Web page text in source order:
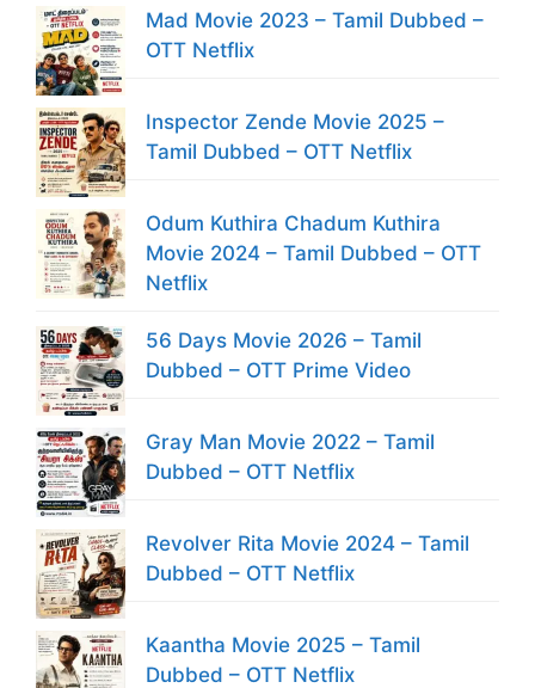
Mad Movie 2023 – Tamil Dubbed –
OTT Netflix
Inspector Zende Movie 2025 –
Tamil Dubbed – OTT Netflix
Odum Kuthira Chadum Kuthira
Movie 2024 – Tamil Dubbed – OTT
Netflix
56 Days Movie 2026 – Tamil
Dubbed – OTT Prime Video
Gray Man Movie 2022 – Tamil
Dubbed – OTT Netflix
Revolver Rita Movie 2024 – Tamil
Dubbed – OTT Netflix
Kaantha Movie 2025 – Tamil
Dubbed – OTT Netflix